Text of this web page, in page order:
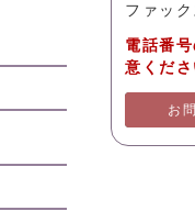
ファッ
電話番
意くださ
お